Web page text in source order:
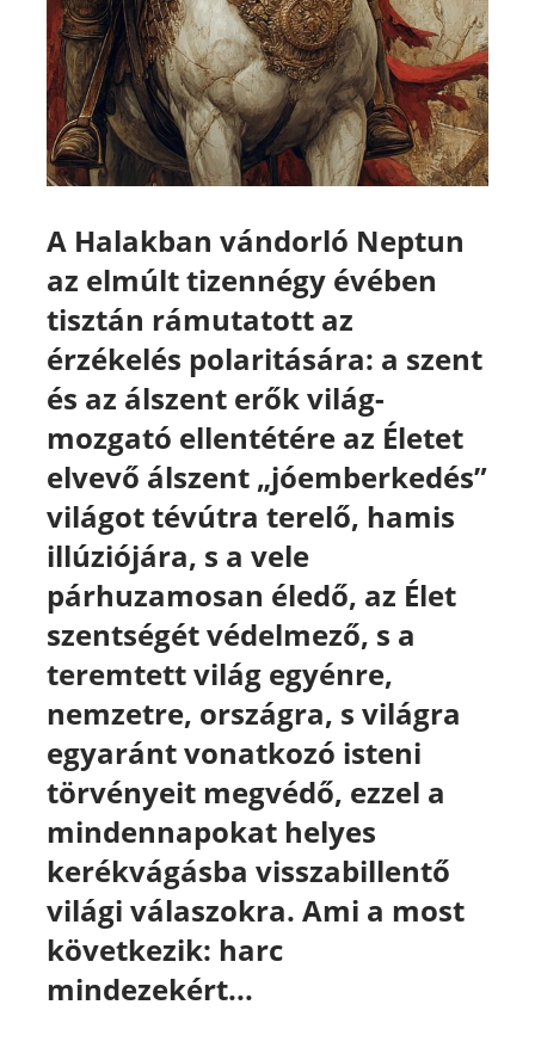
A Halakban vándorló Neptun
az elmúlt tizennégy évében
tisztán rámutatott az
érzékelés polaritására: a szent
és az álszent erők világ-
mozgató ellentétére az Életet
elvevő álszent „jóemberkedés”
világot tévútra terelő, hamis
illúziójára, s a vele
párhuzamosan éledő, az Élet
szentségét védelmező, s a
teremtett világ egyénre,
nemzetre, országra, s világra
egyaránt vonatkozó isteni
törvényeit megvédő, ezzel a
mindennapokat helyes
kerékvágásba visszabillentő
világi válaszokra. Ami a most
következik: harc
mindezekért...